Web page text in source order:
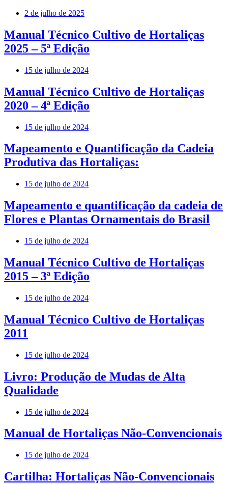
2 de julho de 2025
Manual Técnico Cultivo de Hortaliças
2025 – 5ª Edição
15 de julho de 2024
Manual Técnico Cultivo de Hortaliças
2020 – 4ª Edição
15 de julho de 2024
Mapeamento e Quantificação da Cadeia
Produtiva das Hortaliças:
15 de julho de 2024
Mapeamento e quantificação da cadeia de
Flores e Plantas Ornamentais do Brasil
15 de julho de 2024
Manual Técnico Cultivo de Hortaliças
2015 – 3ª Edição
15 de julho de 2024
Manual Técnico Cultivo de Hortaliças
2011
15 de julho de 2024
Livro: Produção de Mudas de Alta
Qualidade
15 de julho de 2024
Manual de Hortaliças Não-Convencionais
15 de julho de 2024
Cartilha: Hortaliças Não-Convencionais